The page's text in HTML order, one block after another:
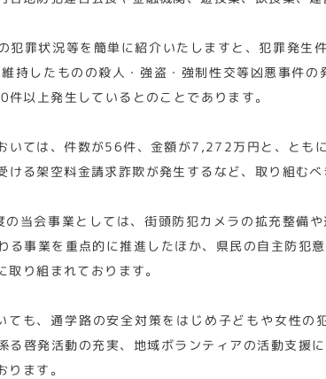
犯罪状況等を簡単に紹介いたしますと、犯罪発
持したものの殺人・強盗・強制性交等凶悪事件
以上発生しているとのことであります。
いては、件数が56件、金額が7,272万円と、とも
ける架空料金請求詐欺が発生するなど、取り組む
当会事業としては、街頭防犯カメラの拡充整備
る事業を重点的に推進したほか、県民の自主防犯
り組まれております。
ても、通学路の安全対策をはじめ子どもや女性
る啓発活動の充実、地域ボランティアの活動支援
ます。